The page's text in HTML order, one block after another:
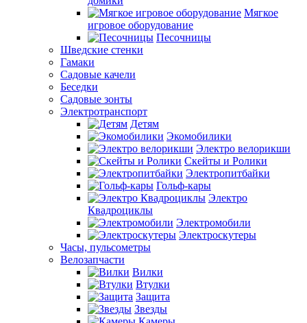
Мягкое
игровое оборудование
Песочницы
Шведские стенки
Гамаки
Садовые качели
Беседки
Садовые зонты
Электротранспорт
Детям
Экомобилики
Электро велорикши
Скейты и Ролики
Электропитбайки
Гольф-кары
Электро
Квадроциклы
Электромобили
Электроскутеры
Часы, пульсометры
Велозапчасти
Вилки
Втулки
Защита
Звезды